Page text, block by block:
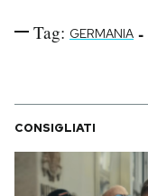
Tag: GERMANIA -
CONSIGLIATI